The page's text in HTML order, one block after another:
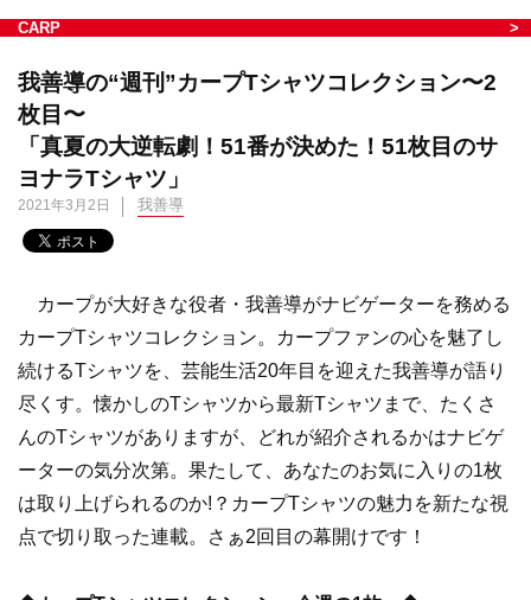
CARP
我善導の“週刊”カープTシャツコレクション〜2
枚目〜
「真夏の大逆転劇！51番が決めた！51枚目のサ
ヨナラTシャツ」
2021年3月2日 我善導
カープが大好きな役者・我善導がナビゲーターを務める
カープTシャツコレクション。カープファンの心を魅了し
続けるTシャツを、芸能生活20年目を迎えた我善導が語り
尽くす。懐かしのTシャツから最新Tシャツまで、たくさ
んのTシャツがありますが、どれが紹介されるかはナビゲ
ーターの気分次第。果たして、あなたのお気に入りの1枚
は取り上げられるのか!？カープTシャツの魅力を新たな視
点で切り取った連載。さぁ2回目の幕開けです！